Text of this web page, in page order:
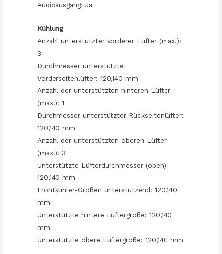
Audioausgang: Ja
Kühlung
Anzahl unterstützter vorderer Lüfter (max.):
3
Durchmesser unterstützte
Vorderseitenlüfter: 120,140 mm
Anzahl der unterstützten hinteren Lüfter
(max.): 1
Durchmesser unterstützter Rückseitenlüfter:
120,140 mm
Anzahl der unterstützten oberen Lüfter
(max.): 3
Unterstützte Lüfterdurchmesser (oben):
120,140 mm
Frontkühler-Größen unterstützend: 120,140
mm
Unterstützte hintere Lüftergröße: 120,140
mm
Unterstützte obere Lüftergröße: 120,140 mm